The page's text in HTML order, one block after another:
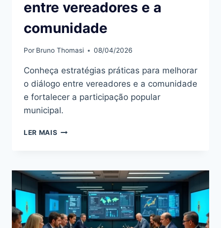
entre vereadores e a
comunidade
Por Bruno Thomasi 08/04/2026
Conheça estratégias práticas para melhorar
o diálogo entre vereadores e a comunidade
e fortalecer a participação popular
municipal.
LER MAIS
EFETIVA
ENTRE
VEREADORES
E
A
COMUNIDADE